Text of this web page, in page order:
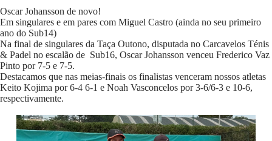
Oscar Johansson de novo!
Em singulares e em pares com Miguel Castro (ainda no seu primeiro
ano do Sub14)
Na final de singulares da Taça Outono, disputada no Carcavelos Ténis
& Padel no escalão de Sub16, Oscar Johansson venceu Frederico Vaz
Pinto por 7-5 e 7-5.
Destacamos que nas meias-finais os finalistas venceram nossos atletas
Keito Kojima por 6-4 6-1 e Noah Vasconcelos por 3-6/6-3 e 10-6,
respectivamente.